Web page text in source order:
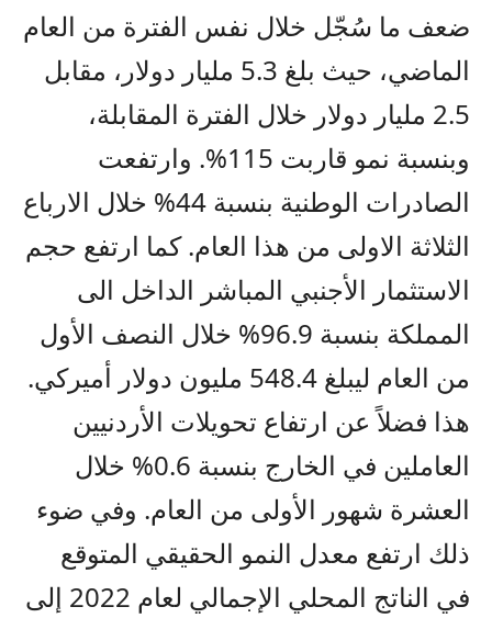
ضعف ما سُجّل خلال نفس الفترة من العام
الماضي، حيث بلغ 5.3 مليار دولار، مقابل
2.5 مليار دولار خلال الفترة المقابلة،
وبنسبة نمو قاربت 115%. وارتفعت
الصادرات الوطنية بنسبة 44% خلال الارباع
الثلاثة الاولى من هذا العام. كما ارتفع حجم
الاستثمار الأجنبي المباشر الداخل الى
المملكة بنسبة 96.9% خلال النصف الأول
من العام ليبلغ 548.4 مليون دولار أميركي.
هذا فضلاً عن ارتفاع تحويلات الأردنيين
العاملين في الخارج بنسبة 0.6% خلال
العشرة شهور الأولى من العام. وفي ضوء
ذلك ارتفع معدل النمو الحقيقي المتوقع
في الناتج المحلي الإجمالي لعام 2022 إلى